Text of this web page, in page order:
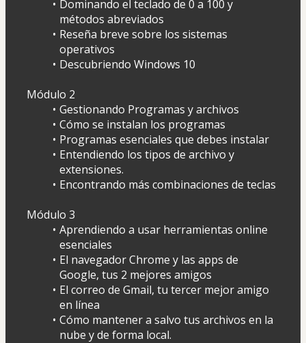
Dominando el teclado de 0 a 100 y
métodos abreviados
Reseña breve sobre los sistemas
operativos
Descubriendo Windows 10
Módulo 2
Gestionando Programas y archivos
Cómo se instalan los programas
Programas esenciales que debes instalar
Entendiendo los tipos de archivo y
extensiones.
Encontrando más combinaciones de teclas
Módulo 3
Aprendiendo a usar herramientas online
esenciales
El navegador Chrome y las apps de
Google, tus 2 mejores amigos
El correo de Gmail, tu tercer mejor amigo
en línea
Cómo mantener a salvo tus archivos en la
nube y de forma local.